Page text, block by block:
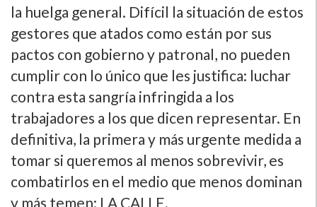
la huelga general. Difí­cil la situación de estos
gestores que atados como están por sus
pactos con gobierno y patronal, no pueden
cumplir con lo único que les justifica: luchar
contra esta sangrí­a infringida a los
trabajadores a los que dicen representar. En
definitiva, la primera y más urgente medida a
tomar si queremos al menos sobrevivir, es
combatirlos en el medio que menos dominan
y más temen: LA CALLE.